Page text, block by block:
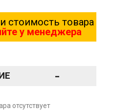
стоимость товара
у менеджера
-
отсутствует